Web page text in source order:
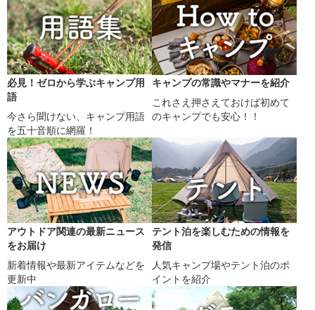
必見！ゼロから学ぶキャンプ用
語
今さら聞けない、キャンプ用語
を五十音順に網羅！
キャンプの常識やマナーを紹介
これさえ押さえておけば初めて
のキャンプでも安心！！
アウトドア関連の最新ニュース
をお届け
新着情報や最新アイテムなどを
更新中
テント泊を楽しむための情報を
発信
人気キャンプ場やテント泊のポ
イントを紹介